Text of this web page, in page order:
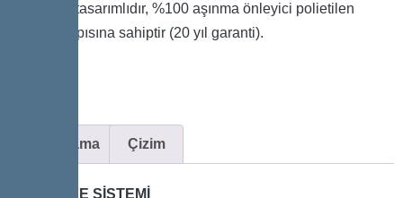
kompakt tasarımlıdır, %100 aşınma önleyici polietilen
gövde yapısına sahiptir (20 yıl garanti).
Açıklama Çizim
TAHLİYE SİSTEMİ